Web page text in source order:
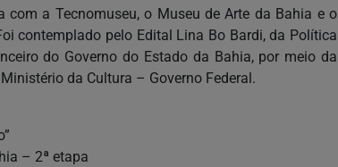
com a Tecnomuseu, o Museu de Arte da Bahia e o
contemplado pelo Edital Lina Bo Bardi, da Política
do Governo do Estado da Bahia, por meio da
da Cultura – Governo Federal.
– 2ª etapa